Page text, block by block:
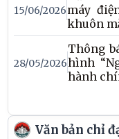
15/06/2026máy
khuôn
28/05/2026
Thông
hình
hành
Văn bản chỉ